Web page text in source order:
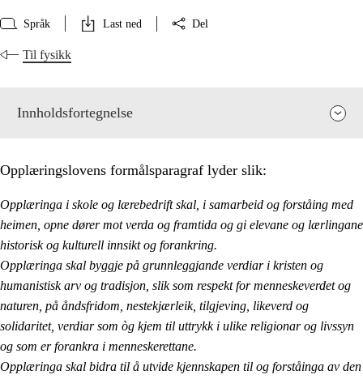
Språk Last ned Del
Til fysikk
Innholdsfortegnelse
Opplæringslovens formålsparagraf lyder slik:
Opplæringa i skole og lærebedrift skal, i samarbeid og forståing med
heimen, opne dører mot verda og framtida og gi elevane og lærlingane
historisk og kulturell innsikt og forankring.
Opplæringa skal byggje på grunnleggjande verdiar i kristen og
humanistisk arv og tradisjon, slik som respekt for menneskeverdet og
naturen, på åndsfridom, nestekjærleik, tilgjeving, likeverd og
solidaritet, verdiar som òg kjem til uttrykk i ulike religionar og livssyn
og som er forankra i menneskerettane.
Opplæringa skal bidra til å utvide kjennskapen til og forståinga av den